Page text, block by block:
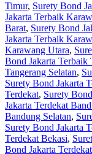
Timur, Surety Bond
Jakarta Terbaik
Barat, Surety Bond
Jakarta Terbaik
Karawang Utara,
Bond Jakarta Terbaik
Tangerang Selatan,
Surety Bond Jakarta
Terdekat, Surety
Jakarta Terdekat
Bandung Selatan,
Surety Bond Jakarta
Terdekat Bekasi,
Bond Jakarta